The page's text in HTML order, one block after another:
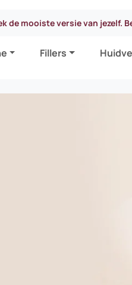
de mooiste versie van jezelf.
Fillers